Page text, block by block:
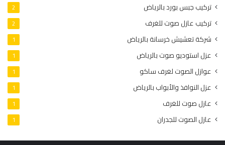
تركيب جبس بورد بالرياض 2
تركيب عازل صوت للغرف 2
شركة تعشيش خرسانة بالرياض 1
عزل استوديو صوت بالرياض 1
عوازل الصوت لغرف ساكو 1
عزل النوافذ والأبواب بالرياض 1
عازل صوت للغرف 1
عازل الصوت للجدران 1